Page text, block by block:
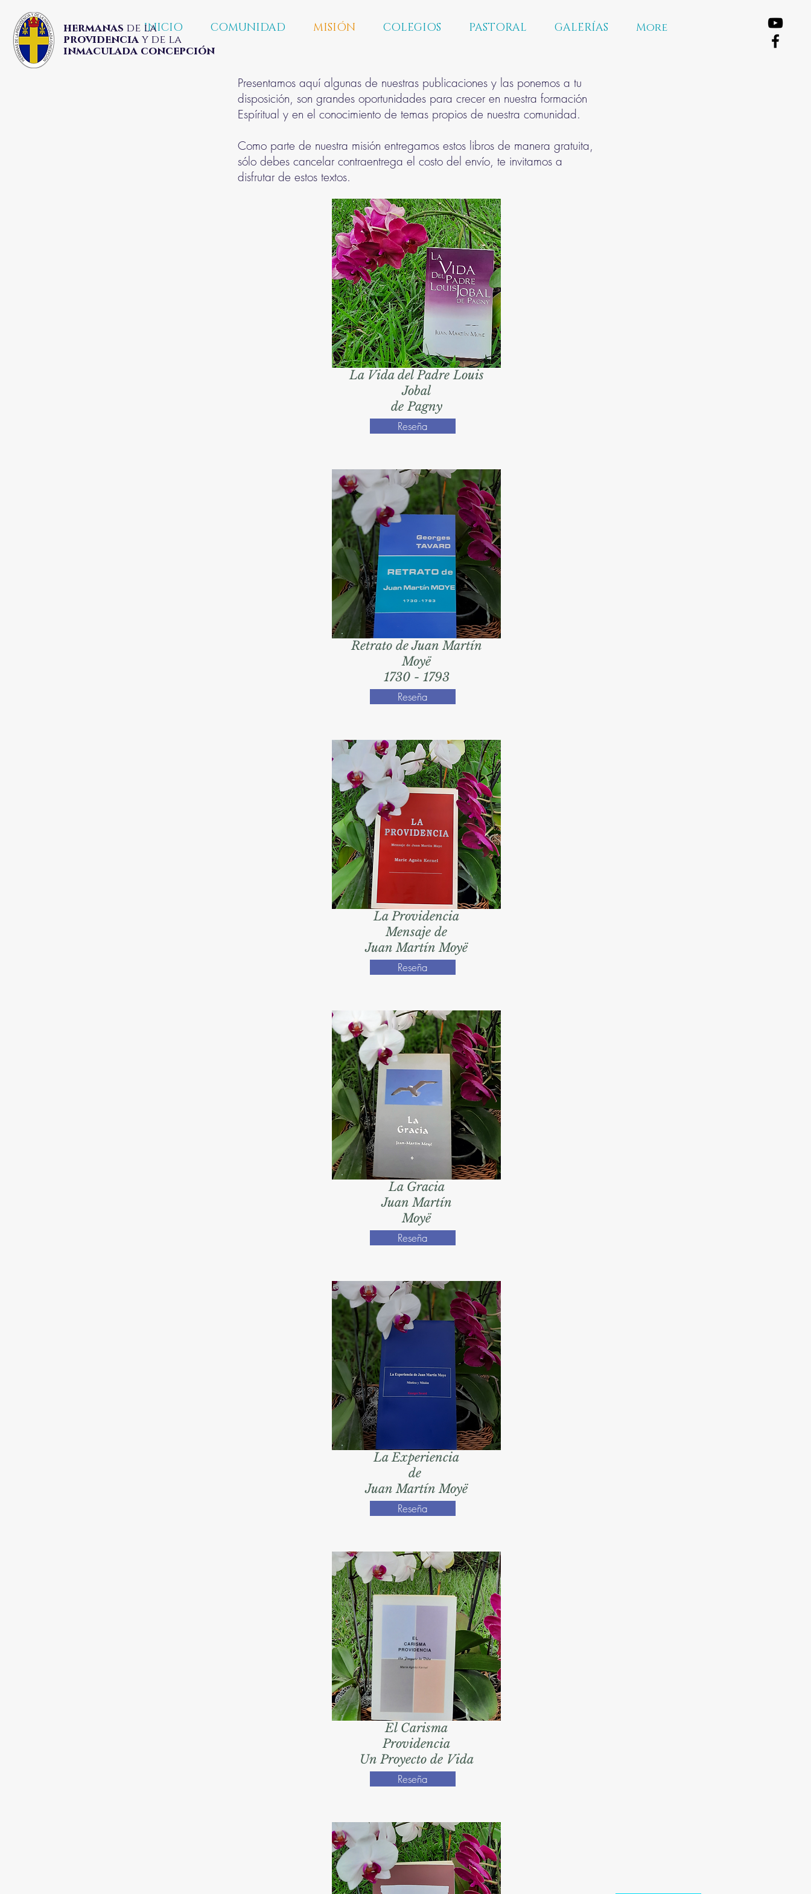
hermanas de la
providencia y de la
inmaculada concepción
INICIO COMUNIDAD MISIÓN COLEGIOS PASTORAL GALERÍAS More
Presentamos aquí algunas de nuestras publicaciones y las ponemos a tu
disposición, son grandes oportunidades para crecer en nuestra formación
Espíritual y en el conocimiento de temas propios de nuestra comunidad.
Como parte de nuestra misión entregamos estos libros de manera gratuita,
sólo debes cancelar contraentrega el costo del envío, te invitamos a
disfrutar de estos textos.
La Vida del Padre Louis
Jobal
de Pagny
Reseña
Retrato de Juan Martín
Moyë
1730 - 1793
Reseña
La Providencia
Mensaje de
Juan Martín Moyë
Reseña
La Gracia
Juan Martín
Moyë
Reseña
La Experiencia
de
Juan Martín Moyë
Reseña
El Carisma
Providencia
Un Proyecto de Vida
Reseña